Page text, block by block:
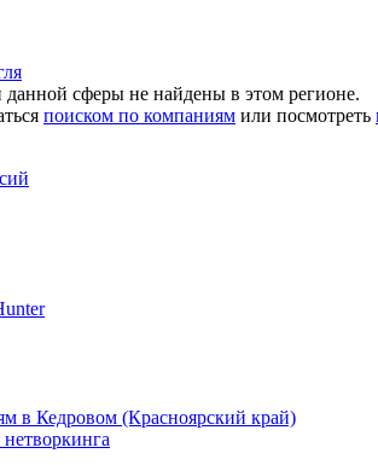
сферы не найдены в этом регионе.
поиском по компаниям или посмотреть
в Кедровом (Красноярский край)
нетворкинга